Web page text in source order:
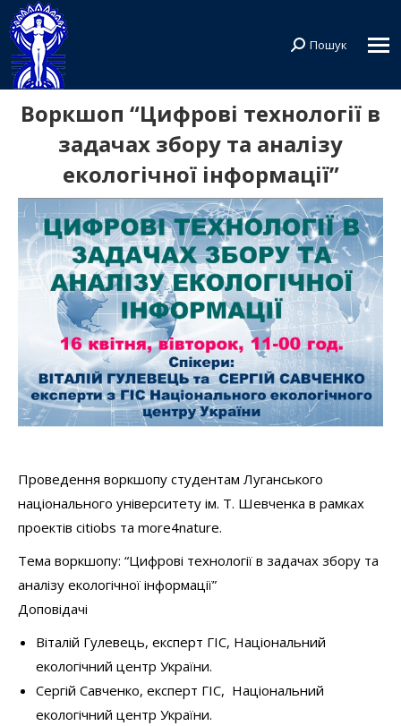
Search:
Пошук
Воркшоп “Цифрові технології в
задачах збору та аналізу
екологічної інформації”
Проведення воркшопу студентам Луганського
національного університету ім. Т. Шевченка в рамках
проектів citiobs та more4nature.
Тема воркшопу: “Цифрові технології в задачах збору та
аналізу екологічної інформації”
Доповідачі
Віталій Гулевець, експерт ГІС, Національний
екологічний центр України.
Сергій Савченко, експерт ГІС, Національний
екологічний центр України.